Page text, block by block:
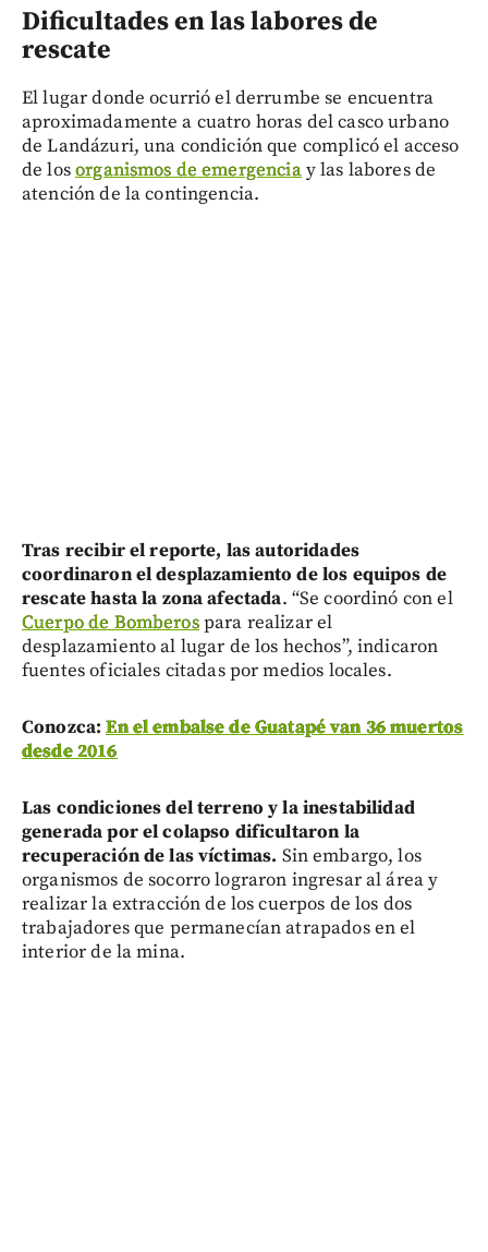
Dificultades en las labores de
rescate
El lugar donde ocurrió el derrumbe se encuentra
aproximadamente a cuatro horas del casco urbano
de Landázuri, una condición que complicó el acceso
de losorganismos de emergenciay las labores de
atención de la contingencia.
Tras recibir el reporte, las autoridades
coordinaron el desplazamiento de los equipos de
rescate hasta la zona afectada. “Se coordinó con el
Cuerpo de Bomberospara realizar el
desplazamiento al lugar de los hechos”, indicaron
fuentes oficiales citadas por medios locales.
Conozca:En el embalse de Guatapé van 36 muertos
desde 2016
Las condiciones del terreno y la inestabilidad
generada por el colapso dificultaron la
recuperación de las víctimas. Sin embargo, los
organismos de socorro lograron ingresar al área y
realizar la extracción de los cuerpos de los dos
trabajadores que permanecían atrapados en el
interior de la mina.